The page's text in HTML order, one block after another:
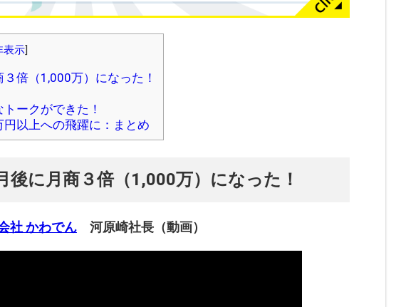
表示]
倍（1,000万）になった！
ークができた！
以上への飛躍に：まとめ
後に月商３倍（1,000万）になった！
社 かわでん 河原崎社長（動画）